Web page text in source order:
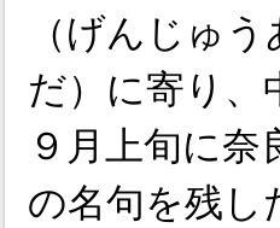
（げんじゅ
だ）に寄り、
９月上旬に
の名句を残し